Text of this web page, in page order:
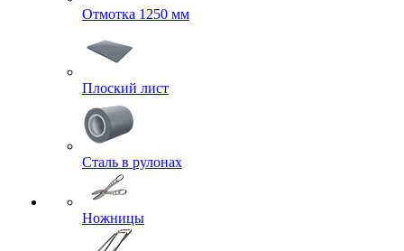
Отмотка 1250 мм
Плоский лист
Сталь в рулонах
Ножницы